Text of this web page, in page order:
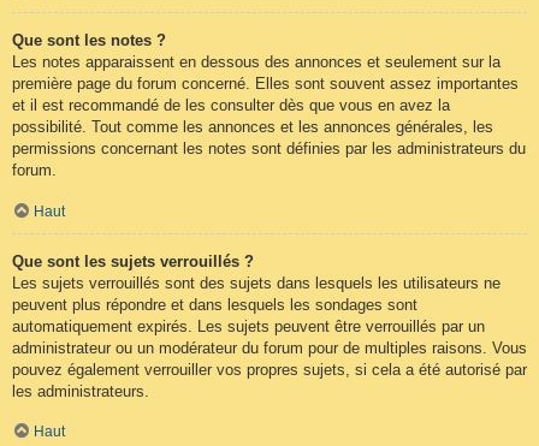
Que sont les notes ?
Les notes apparaissent en dessous des annonces et seulement sur la
première page du forum concerné. Elles sont souvent assez importantes
et il est recommandé de les consulter dès que vous en avez la
possibilité. Tout comme les annonces et les annonces générales, les
permissions concernant les notes sont définies par les administrateurs du
forum.
Haut
Que sont les sujets verrouillés ?
Les sujets verrouillés sont des sujets dans lesquels les utilisateurs ne
peuvent plus répondre et dans lesquels les sondages sont
automatiquement expirés. Les sujets peuvent être verrouillés par un
administrateur ou un modérateur du forum pour de multiples raisons. Vous
pouvez également verrouiller vos propres sujets, si cela a été autorisé par
les administrateurs.
Haut